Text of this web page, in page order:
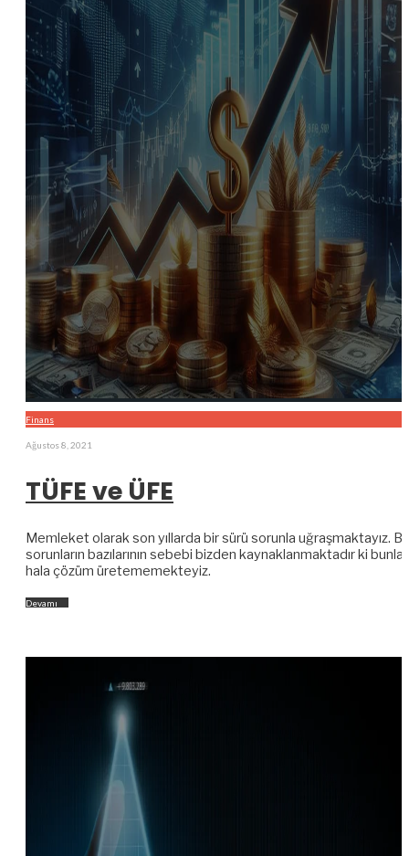
Finans
Ağustos 8, 2021
TÜFE ve ÜFE
Memleket olarak son yıllarda bir sürü sorunla uğraşmaktayız. Bu
sorunların bazılarının sebebi bizden kaynaklanmaktadır ki
hala çözüm üretememekteyiz.
Devamı